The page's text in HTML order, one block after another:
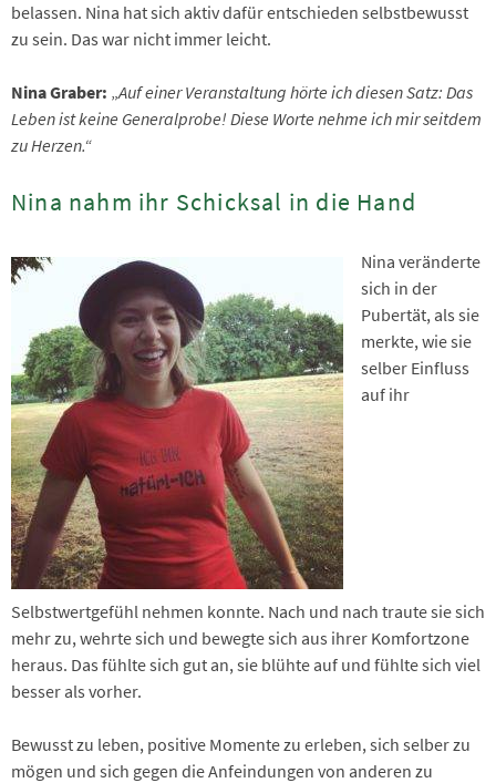
belassen. Nina hat sich aktiv dafür entschieden selbstbewusst
zu sein. Das war nicht immer leicht.
Nina Graber: „Auf einer Veranstaltung hörte ich diesen Satz: Das
Leben ist keine Generalprobe! Diese Worte nehme ich mir seitdem
zu Herzen.“
Nina nahm ihr Schicksal in die Hand
Nina veränderte
sich in der
Pubertät, als sie
merkte, wie sie
selber Einfluss
auf ihr
Selbstwertgefühl nehmen konnte. Nach und nach traute sie sich
mehr zu, wehrte sich und bewegte sich aus ihrer Komfortzone
heraus. Das fühlte sich gut an, sie blühte auf und fühlte sich viel
besser als vorher.
Bewusst zu leben, positive Momente zu erleben, sich selber zu
mögen und sich gegen die Anfeindungen von anderen zu